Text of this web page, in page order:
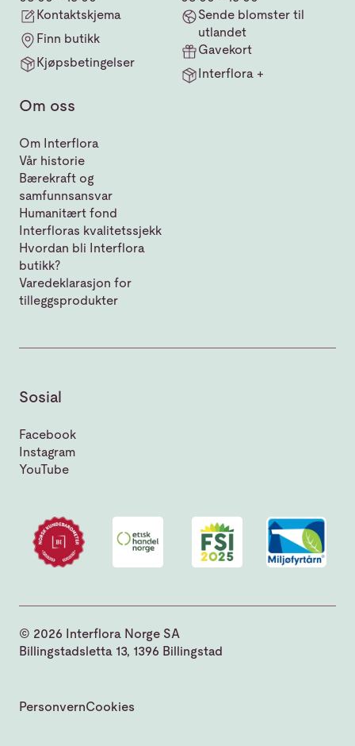
Kontaktskjema
Finn butikk
Kjøpsbetingelser
Sende blomster til
utlandet
Gavekort
Interflora +
Om oss
Om Interflora
Vår historie
Bærekraft og
samfunnsansvar
Humanitært fond
Interfloras kvalitetssjekk
Hvordan bli Interflora
butikk?
Varedeklarasjon for
tilleggsprodukter
Sosial
Facebook
Instagram
YouTube
© 2026 Interflora Norge SA
Billingstadsletta 13, 1396 Billingstad
PersonvernCookies